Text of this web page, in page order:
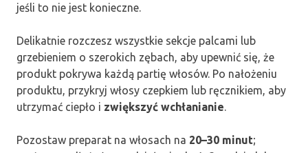
jeśli to nie jest konieczne.
Delikatnie rozczesz wszystkie sekcje palcami lub
grzebieniem o szerokich zębach, aby upewnić się, że
produkt pokrywa każdą partię włosów. Po nałożeniu
produktu, przykryj włosy czepkiem lub ręcznikiem, aby
utrzymać ciepło i zwiększyć wchłanianie.
Pozostaw preparat na włosach na 20–30 minut;